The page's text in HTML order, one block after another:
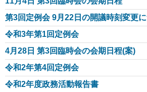
第3回定例会 9月22日の開議時刻変更
令和3年第1回定例会
4月28日 第3回臨時会の会期日程(案)
令和2年第4回定例会
令和2年度政務活動報告書